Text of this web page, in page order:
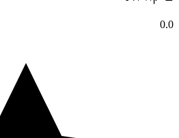
משובץ
0.0